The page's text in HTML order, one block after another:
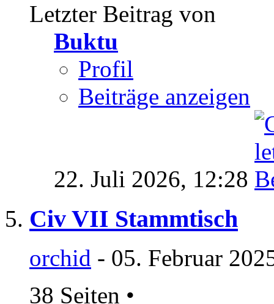
Letzter Beitrag von
Buktu
Profil
Beiträge anzeigen
22. Juli 2026, 12:28
Civ VII Stammtisch
orchid - 05. Februar
38 Seiten •